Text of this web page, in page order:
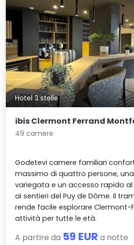
Hotel 3 stelle
ibis Clermont Ferrand
49 camere
Godetevi camere familiari
massimo di quattro persone,
variegata e un accesso rapido
ai sentieri del Puy de Dôme. Il
rende facile esplorare Clermont-
attività per tutte le età.
A partire da 59 EUR a notte